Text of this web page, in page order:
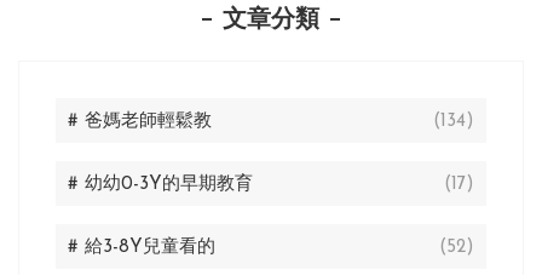
文章分類
# 爸媽老師輕鬆教 (134)
# 幼幼0-3Y的早期教育 (17)
# 給3-8Y兒童看的 (52)